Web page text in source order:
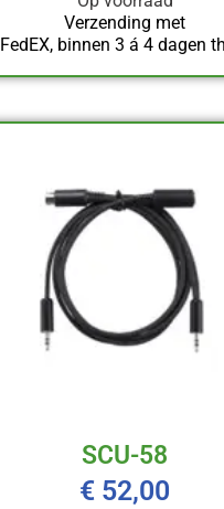
Verzending met
FedEX, binnen 3 á 4 dagen
SCU-58
€ 52,00